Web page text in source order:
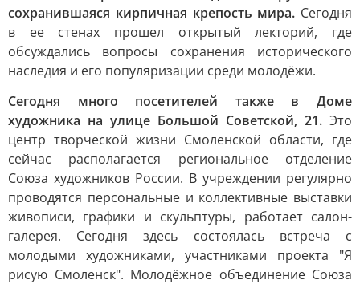
сохранившаяся кирпичная крепость мира. Сегодня
в ее стенах прошел открытый лекторий, где
обсуждались вопросы сохранения исторического
наследия и его популяризации среди молодёжи.
Сегодня много посетителей также в Доме
художника на улице Большой Советской, 21. Это
центр творческой жизни Смоленской области, где
сейчас располагается региональное отделение
Союза художников России. В учреждении регулярно
проводятся персональные и коллективные выставки
живописи, графики и скульптуры, работает салон-
галерея. Сегодня здесь состоялась встреча с
молодыми художниками, участниками проекта "Я
рисую Смоленск". Молодёжное объединение Союза